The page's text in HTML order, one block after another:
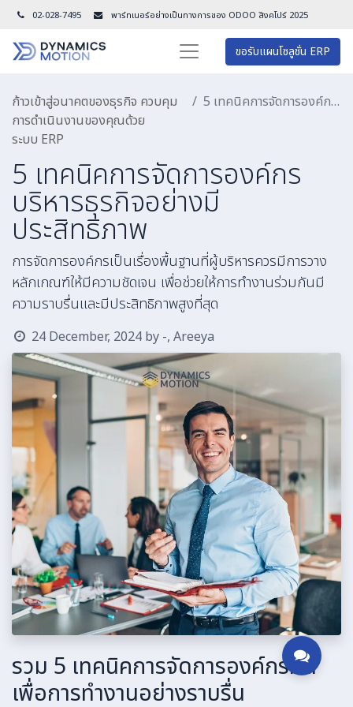
02-028-7495 พาร์ทเนอร์อย่างเป็นทางการของ ODOO สิงคโปร์ 2025
ขอรับแผนโซลูชั่น ERP
ก้าวเข้าสู่อนาคตของธุรกิจ ควบคุม
การดำเนินงานของคุณด้วย
ระบบ ERP
5 เทคนิคการจัดการองค์กร บริหารธุรกิจอย่างมีประสิทธิภาพ
5 เทคนิคการจัดการองค์กร
บริหารธุรกิจอย่างมี
ประสิทธิภาพ
การจัดการองค์กรเป็นเรื่องพื้นฐานที่ผู้บริหารควรมีการวาง
หลักเกณฑ์ให้มีความชัดเจน เพื่อช่วยให้การทำงานร่วมกันมี
ความราบรื่นและมีประสิทธิภาพสูงที่สุด
24 December, 2024 by -, Areeya
รวม 5 เทคนิคการจัดการองค์กรที่ดี
เพื่อการทำงานอย่างราบรื่น